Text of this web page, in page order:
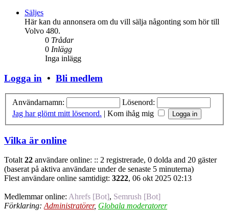
Säljes
Här kan du annonsera om du vill sälja någonting som hör till
Volvo 480.
0 Trådar
0 Inlägg
Inga inlägg
Logga in • Bli medlem
Användarnamn:
Lösenord:
Jag har glömt mitt lösenord. | Kom ihåg mig
Vilka är online
Totalt 22 användare online: :: 2 registrerade, 0 dolda and 20 gäster
(baserat på aktiva användare under de senaste 5 minuterna)
Flest användare online samtidigt: 3222, 06 okt 2025 02:13
Medlemmar online: Ahrefs [Bot], Semrush [Bot]
Förklaring: Administratörer, Globala moderatorer